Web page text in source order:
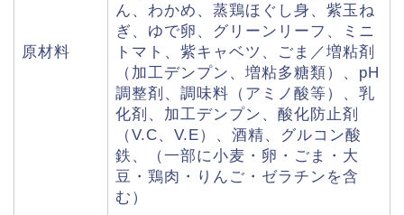
原材料
ん、わかめ、蒸鶏ほぐし身、紫玉ね
ぎ、ゆで卵、グリーンリーフ、ミニ
トマト、紫キャベツ、ごま／増粘剤
（加工デンプン、増粘多糖類）、pH
調整剤、調味料（アミノ酸等）、乳
化剤、加工デンプン、酸化防止剤
（V.C、V.E）、酒精、グルコン酸
鉄、（一部に小麦・卵・ごま・大
豆・鶏肉・りんご・ゼラチンを含
む）